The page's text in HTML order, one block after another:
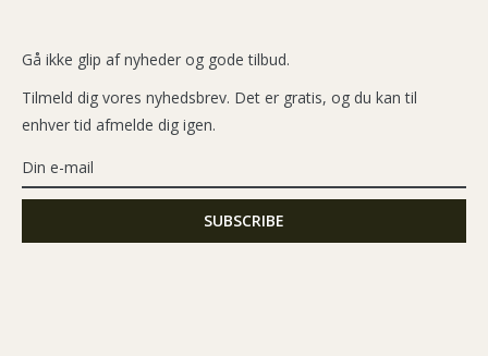
Gå ikke glip af nyheder og gode tilbud.
Tilmeld dig vores nyhedsbrev. Det er gratis, og du kan til
enhver tid afmelde dig igen.